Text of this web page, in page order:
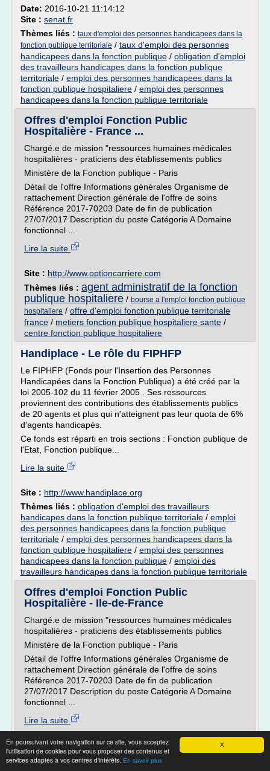
X
En poursuivant votre navigation sur ce site, vous acceptez
l'utilisation de cookies pour vous proposer des contenus et
services adaptés à vos centres d'intérêts. En savoir plus
Date: 2016-10-21 11:14:12
Site : senat.fr
Thèmes liés : taux d'emploi des personnes handicapees dans la
fonction publique territoriale / taux d'emploi des personnes
handicapees dans la fonction publique / obligation d'emploi
des travailleurs handicapes dans la fonction publique
territoriale / emploi des personnes handicapees dans la
fonction publique hospitaliere / emploi des personnes
handicapees dans la fonction publique territoriale
Offres d'emploi Fonction Public
Hospitalière - France ...
Chargé.e de mission "ressources humaines médicales
hospitalières - praticiens des établissements publics
Ministère de la Fonction publique - Paris
Détail de l'offre Informations générales Organisme de
rattachement Direction générale de l'offre de soins
Référence 2017-70203 Date de fin de publication
27/07/2017 Description du poste Catégorie A Domaine
fonctionnel ...
Lire la suite
Site : http://www.optioncarriere.com
Thèmes liés : agent administratif de la fonction
publique hospitaliere / bourse a l'emploi fonction publique
hospitaliere / offre d'emploi fonction publique territoriale
france / metiers fonction publique hospitaliere sante /
centre fonction publique hospitaliere
Handiplace - Le rôle du FIPHFP
Le FIPHFP (Fonds pour l'Insertion des Personnes
Handicapées dans la Fonction Publique) a été créé par la
loi 2005-102 du 11 février 2005 . Ses ressources
proviennent des contributions des établissements publics
de 20 agents et plus qui n'atteignent pas leur quota de 6%
d'agents handicapés.
Ce fonds est réparti en trois sections : Fonction publique de
l'Etat, Fonction publique...
Lire la suite
Site : http://www.handiplace.org
Thèmes liés : obligation d'emploi des travailleurs
handicapes dans la fonction publique territoriale / emploi
des personnes handicapees dans la fonction publique
territoriale / emploi des personnes handicapees dans la
fonction publique hospitaliere / emploi des personnes
handicapees dans la fonction publique / emploi des
travailleurs handicapes dans la fonction publique territoriale
Offres d'emploi Fonction Public
Hospitalière - Ile-de-France
Chargé.e de mission "ressources humaines médicales
hospitalières - praticiens des établissements publics
Ministère de la Fonction publique - Paris
Détail de l'offre Informations générales Organisme de
rattachement Direction générale de l'offre de soins
Référence 2017-70203 Date de fin de publication
27/07/2017 Description du poste Catégorie A Domaine
fonctionnel ...
Lire la suite
Site :http://www.optioncarriere.com
Thèmes liés :emploi fonction publique hospitaliere ile de france